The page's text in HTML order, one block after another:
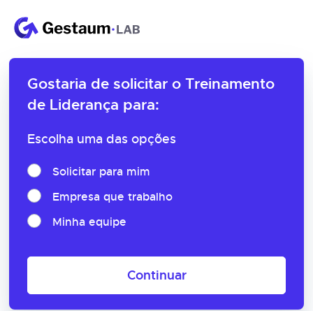
Gostaria de solicitar o Treinamento
de Liderança para:
Escolha uma das opções
Solicitar para mim
Empresa que trabalho
Minha equipe
Continuar